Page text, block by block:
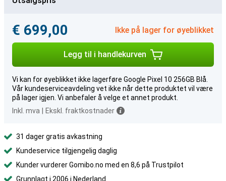
€ 699,00 Ikke på lager for øyeblikket
Legg til i handlekurven
Vi kan for øyeblikket ikke lagerføre Google Pixel 10 256GB Blå.
Vår kundeserviceavdeling vet ikke når dette produktet vil være
på lager igjen. Vi anbefaler å velge et annet produkt.
Inkl. mva
Ekskl. fraktkostnader
31 dager gratis avkastning
Kundeservice tilgjengelig daglig
Kunder vurderer Gomibo.no med en 8,6 på Trustpilot
Grunnlagt i 2006 i Nederland